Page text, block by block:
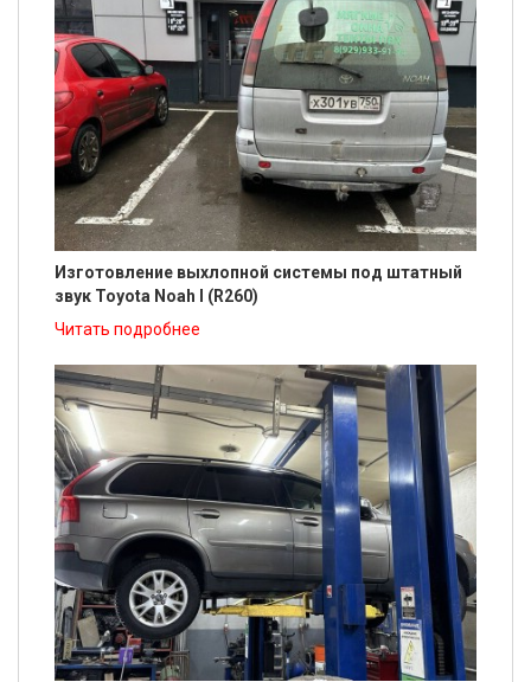
Изготовление выхлопной системы под штатный
звук Toyota Noah I (R260)
Читать подробнее